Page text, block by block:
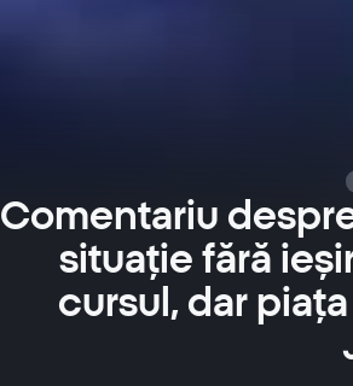
Comentariu
situație fără
cursul, dar